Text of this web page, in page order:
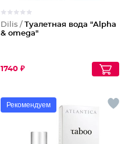
Dilis / Туалетная вода "Alpha
& omega"
1740 ₽
Рекомендуем